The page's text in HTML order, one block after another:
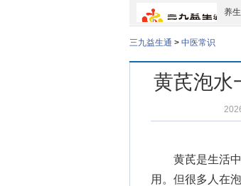
养
三九益生通 > 中医常识
黄芪泡水
黄芪是生活中
用。但很多人在